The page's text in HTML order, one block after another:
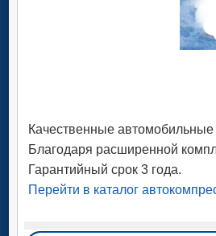
Качественные
Благодаря расширенной
Гарантийный срок 3 года.
Перейти в каталог